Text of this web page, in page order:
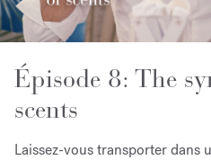
Épisode 8: The
scents
Laissez-vous transporter dans